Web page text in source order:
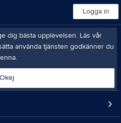
Logga in
dig bästa upplevelsen. Läs vår
använda tjänsten godkänner du
Okej